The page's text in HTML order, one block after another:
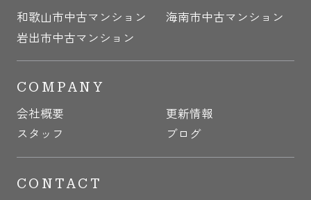
和歌山市中古マンション
海南市中古マンション
岩出市中古マンション
COMPANY
会社概要
更新情報
スタッフ
ブログ
CONTACT